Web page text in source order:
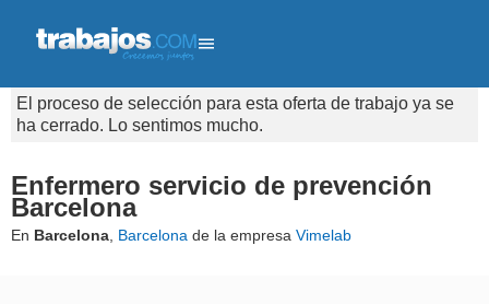
El proceso de selección para esta oferta de trabajo ya se
ha cerrado. Lo sentimos mucho.
Enfermero servicio de prevención
Barcelona
En Barcelona Barcelona de la empresa Vimelab